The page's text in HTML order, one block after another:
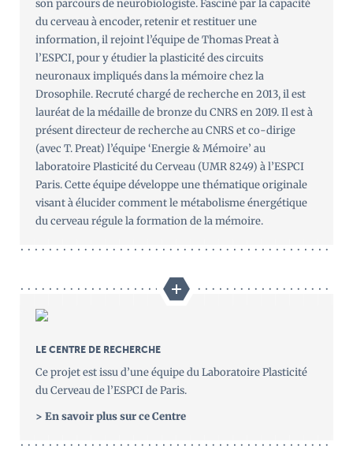
son parcours de neurobiologiste. Fasciné par la capacité
du cerveau à encoder, retenir et restituer une
information, il rejoint l’équipe de Thomas Preat à
l’ESPCI, pour y étudier la plasticité des circuits
neuronaux impliqués dans la mémoire chez la
Drosophile. Recruté chargé de recherche en 2013, il est
lauréat de la médaille de bronze du CNRS en 2019. Il est à
présent directeur de recherche au CNRS et co-dirige
(avec T. Preat) l’équipe ‘Energie & Mémoire’ au
laboratoire Plasticité du Cerveau (UMR 8249) à l’ESPCI
Paris. Cette équipe développe une thématique originale
visant à élucider comment le métabolisme énergétique
du cerveau régule la formation de la mémoire.
LE CENTRE DE RECHERCHE
Ce projet est issu d’une équipe du Laboratoire Plasticité
du Cerveau de l’ESPCI de Paris.
> En savoir plus sur ce Centre